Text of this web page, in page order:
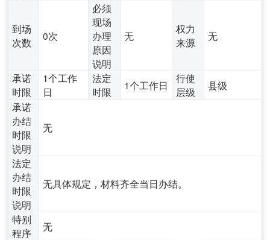
到场
次数
0次
必须
现场
办理
原因
说明
无
权力
来源
无
承诺
时限
1个工作
日
法定
时限
1个工作日
行使
层级
县级
承诺
办结
时限
说明
无
法定
办结
时限
说明
无具体规定，材料齐全当日办结。
特别
程序
无